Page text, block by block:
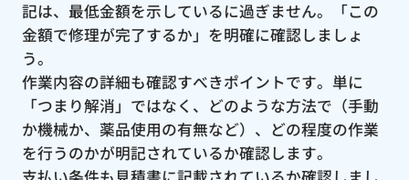
記は、最低金額を示しているに過ぎません。「この
金額で修理が完了するか」を明確に確認しましょ
う。
作業内容の詳細も確認すべきポイントです。単に
「つまり解消」ではなく、どのような方法で（手動
か機械か、薬品使用の有無など）、どの程度の作業
を行うのかが明記されているか確認します。